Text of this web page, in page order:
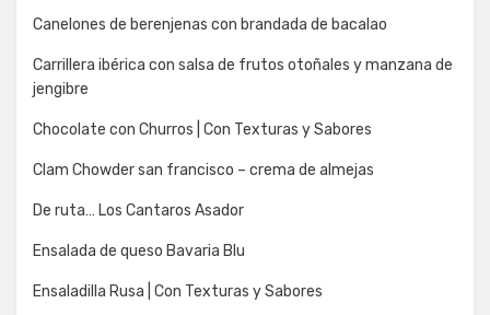
Canelones de berenjenas con brandada de bacalao
Carrillera ibérica con salsa de frutos otoñales y manzana de
jengibre
Chocolate con Churros | Con Texturas y Sabores
Clam Chowder san francisco – crema de almejas
De ruta… Los Cantaros Asador
Ensalada de queso Bavaria Blu
Ensaladilla Rusa | Con Texturas y Sabores